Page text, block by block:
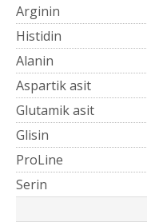
Arginin
Histidin
Alanin
Aspartik asit
Glutamik asit
Glisin
ProLine
Serin